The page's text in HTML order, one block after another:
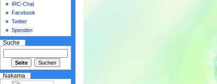
IRC-Chat
Facebook
Twitter
Spenden
Suche
Nakama